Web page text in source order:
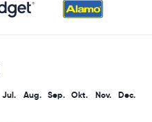
Jul. Aug. Sep. Okt. Nov. Dec.